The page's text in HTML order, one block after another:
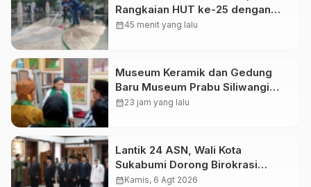
Rangkaian HUT ke-25 dengan
Aksi Bersih Masjid Agung dan
calendar_month45 menit yang lalu
Museum Keramik dan Gedung
Baru Museum Prabu Siliwangi
Diresmikan, Ponpes Al-Fath
calendar_month23 jam yang lalu
Lantik 24 ASN, Wali Kota
Sukabumi Dorong Birokrasi
Profesional dan Adaptif
calendar_monthKamis, 6 Agt 2026